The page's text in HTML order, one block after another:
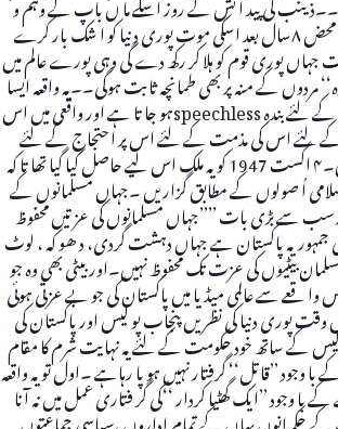
گماں میں بھی نہیں تھا کہ محض ۸سال بعد اسکی موت پوری د نیا کو ا شک بار کرے
جہاں پوری قوم کو ہلا کر رکھ دے گی وہی پورے عالم میں
مردوں کے منہ پر بھی طمانچہ ثابت ہوگی۔۔یہ واقعہ ایسا
ہے کہ اس پر بات کرنے کے لئے بندہ speechlessہو جا تا ہے اور واقعی میں اس
لئے اس کی مذمت کے لئے اس پر ا حتجاج کے لئے
ہمارے پاس الفاظ نہیں۔۴ اگست 1947 کو یہ ملک اس لیے حاصل کیا گیا تھا تا کہ
سلامی اُ صولوں کے مطابق گُزاریں ۔جہاں مسلمانوں کے
سے بڑی بات ’’’’جہاں مسلمانوں کی عزتیں محفوظ
جمہوریہ پاکستان ہے جہاں دہشت گردی، د ھو کہ ، لوٹ
بیٹیوں کی عزت تک محفوظ نہیں۔اور بیٹی بھی وہ جو
وا قعے سے عالمی میڈ یا میں پاکستان کی جو بے عزتی ہوئی
دنیا کی نظر یں پنجاب پو لیس اور پاکستان کی
کے ساتھ خود حکومت کے لئے یہ نہایت شرم کا مقام
کے با وجود ’’قاتل‘‘ گرفتار نہیں ہو پا رہاہے ۔اول تو یہ واقعہ
گزرنے کے با وجود ’’ایک گھٹیا کردار ‘‘کی گر فتاری عمل میں نہ آنا